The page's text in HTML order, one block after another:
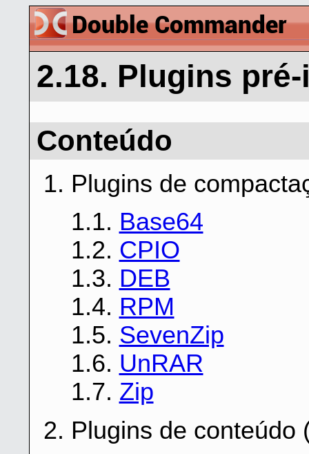
2.18. Plugins
Conteúdo
1. Plugins de
1.1. Base64
1.2. CPIO
1.3. DEB
1.4. RPM
1.5. SevenZip
1.6. UnRAR
1.7. Zip
2. Plugins de conteúdo